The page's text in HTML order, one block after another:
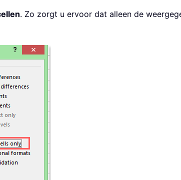
. Zo zorgt u ervoor dat alleen de